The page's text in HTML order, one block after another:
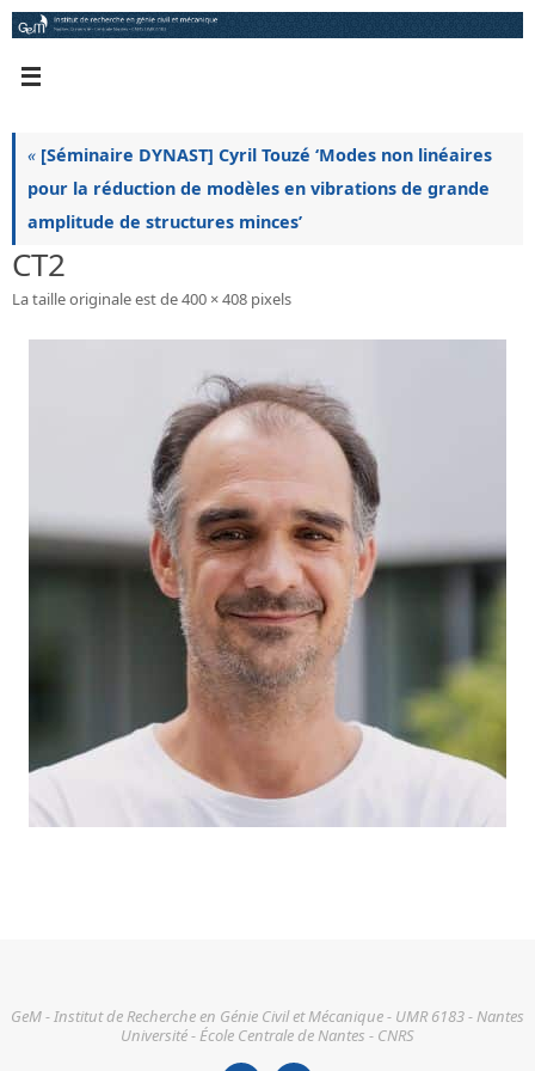
Passer
au
« [Séminaire DYNAST] Cyril Touzé ‘Modes non linéaires
pour la réduction de modèles en vibrations de grande
amplitude de structures minces’
CT2
La taille originale est de400 × 408 pixels
GeM - Institut de Recherche en Génie Civil et Mécanique - UMR 6183 - Nantes
Université - École Centrale de Nantes - CNRS